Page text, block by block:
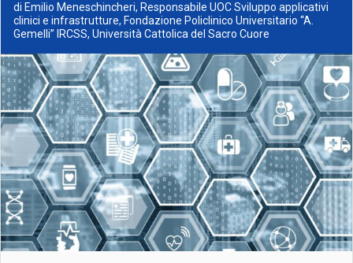
di Emilio Meneschincheri, Responsabile UOC Sviluppo applicativi
clinici e infrastrutture, Fondazione Policlinico Universitario “A.
Gemelli” IRCSS, Università Cattolica del Sacro Cuore